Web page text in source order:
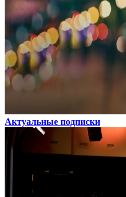
Актуальные подписки